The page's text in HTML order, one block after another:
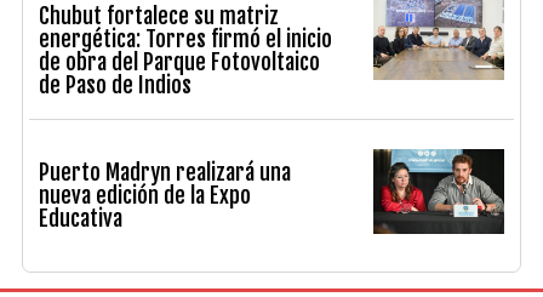
Chubut fortalece su matriz
energética: Torres firmó el inicio
de obra del Parque Fotovoltaico
de Paso de Indios
Puerto Madryn realizará una
nueva edición de la Expo
Educativa